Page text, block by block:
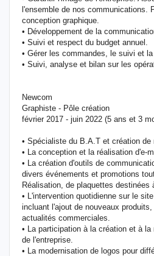
l'ensemble de nos communications.
conception graphique.
• Développement de la
• Suivi et respect du budget annuel.
• Gérer les commandes, le suivi et
• Suivi, analyse et bilan sur les
Newcom
Graphiste - Pôle création
février 2017 - juin 2022 (5 ans et 3
• Spécialiste du B.A.T et création de
• La conception et la réalisation d'e-
• La création d'outils de
divers événements et promotions
Réalisation, de plaquettes destinées
• L'intervention quotidienne sur le
incluant l'ajout de nouveaux
actualités commerciales.
• La participation à la création et à
de l'entreprise.
• La modernisation de logos pour